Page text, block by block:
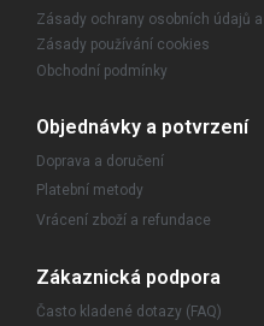
Zásady ochrany osobních údajů
Zásady používání cookies
Obchodní podmínky
Objednávky a potvrzení
Doprava a doručení
Platební metody
Vrácení zboží a refundace
Zákaznická podpora
Často kladené dotazy (FAQ)